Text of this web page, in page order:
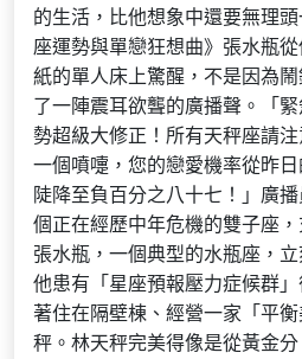
的生活，比他想象中還要無理
座運勢與單戀狂想曲》張水瓶
紙的單人床上驚醒，不是因為
了一陣震耳欲聾的廣播聲。「
勢超級大修正！所有天秤座請
一個噴嚏，您的戀愛機率從昨
陡降至負百分之八十七！」廣
個正在經歷中年危機的雙子座
張水瓶，一個典型的水瓶座，
他患有「星座預報壓力症候群
著住在隔壁棟、經營一家「平
秤。林天秤完美得像是從黃金分